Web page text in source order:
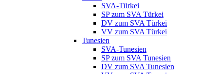
SVA-Türkei
SP zum SVA Türkei
DV zum SVA Türkei
VV zum SVA Türkei
Tunesien
SVA-Tunesien
SP zum SVA Tunesien
DV zum SVA Tunesien